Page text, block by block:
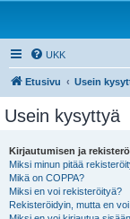
UKK
Etusivu Usein
Usein kysyttyä
Kirjautumisen ja
Miksi minun pitää
Mikä on COPPA?
Miksi en voi rekisteröityä?
Rekisteröidyin, mutta en